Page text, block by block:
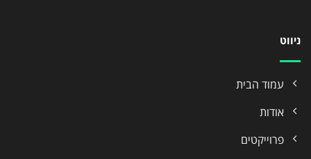
ניווט
עמוד הבית
אודות
פרוייקטים